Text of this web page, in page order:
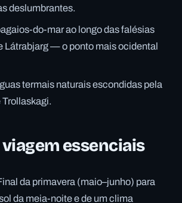
deslumbrantes.
do-mar ao longo das falésias
Látrabjarg — o ponto mais ocidental
termais naturais escondidas pela
Trollaskagi.
viagem essenciais
da primavera (maio–junho) para
da meia-noite e de um clima